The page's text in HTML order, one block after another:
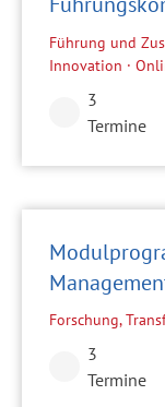
Führung und
Innovation ·
3
Termine
Forschung,
3
Termine